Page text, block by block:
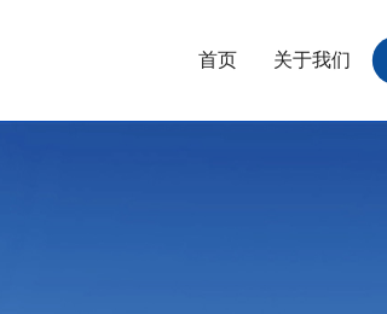
首页 关于我们